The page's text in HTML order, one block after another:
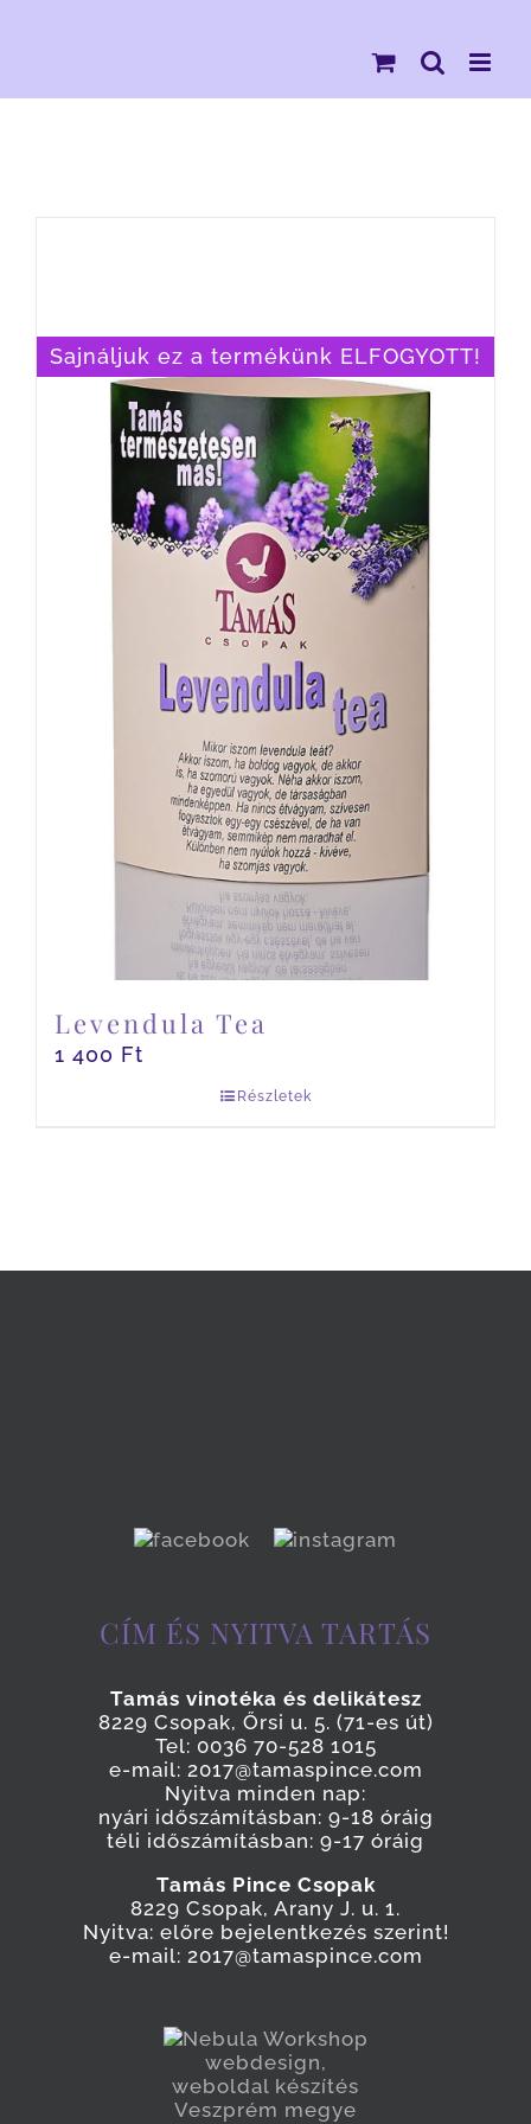
Sajnáljuk ez a termékünk ELFOGYOTT!
Levendula Tea
1 400 Ft
Részletek
CÍM ÉS NYITVA TARTÁS
Tamás vinotéka és delikátesz
8229 Csopak, Őrsi u. 5. (71-es út)
Tel: 0036 70-528 1015
e-mail: 2017@tamaspince.com
Nyitva minden nap:
nyári időszámításban: 9-18 óráig
téli időszámításban: 9-17 óráig
Tamás Pince Csopak
8229 Csopak, Arany J. u. 1.
Nyitva: előre bejelentkezés szerint!
e-mail: 2017@tamaspince.com